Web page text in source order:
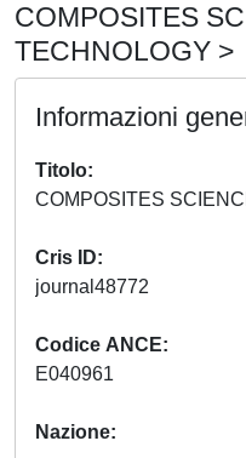
COMPOSITES
TECHNOLOGY >
Informazioni
Titolo
Cris ID
Codice ANCE
Nazione